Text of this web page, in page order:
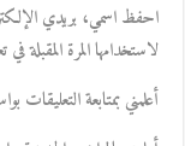
احفظ اسمي، بريدي
لاستخدامها المرة المقبلة في
أعلمني بمتابعة التعليقات